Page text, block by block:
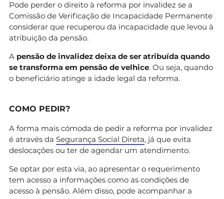
Pode perder o direito à reforma por invalidez se a
Comissão de Verificação de Incapacidade Permanente
considerar que recuperou da incapacidade que levou à
atribuição da pensão.
A pensão de invalidez deixa de ser atribuída quando
se transforma em pensão de velhice. Ou seja, quando
o beneficiário atinge a idade legal da reforma.
COMO PEDIR?
A forma mais cómoda de pedir a reforma por invalidez
é através da Segurança Social Direta, já que evita
deslocações ou ter de agendar um atendimento.
Se optar por esta via, ao apresentar o requerimento
tem acesso a informações como as condições de
acesso à pensão. Além disso, pode acompanhar a